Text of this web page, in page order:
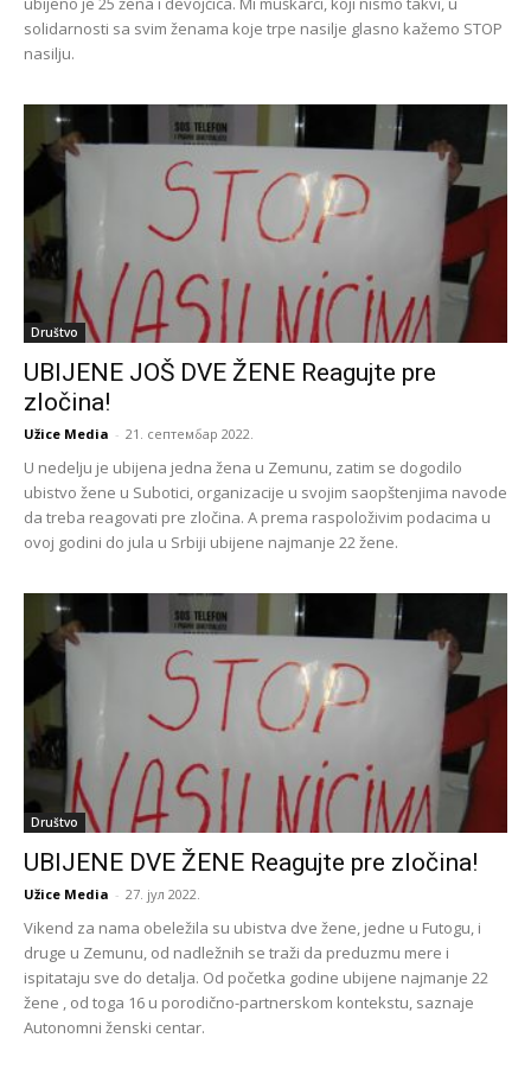
solidarnosti sa svim ženama koje trpe nasilje glasno kažemo STOP
nasilju.
Društvo
UBIJENE JOŠ DVE ŽENE Reagujte pre
zločina!
Užice Media - 21. септембар 2022.
U nedelju je ubijena jedna žena u Zemunu, zatim se dogodilo
ubistvo žene u Subotici, organizacije u svojim saopštenjima navode
da treba reagovati pre zločina. A prema raspoloživim podacima u
ovoj godini do jula u Srbiji ubijene najmanje 22 žene.
Društvo
UBIJENE DVE ŽENE Reagujte pre zločina!
Užice Media - 27. јул 2022.
Vikend za nama obeležila su ubistva dve žene, jedne u Futogu, i
druge u Zemunu, od nadležnih se traži da preduzmu mere i
ispitataju sve do detalja. Od početka godine ubijene najmanje 22
žene , od toga 16 u porodično-partnerskom kontekstu, saznaje
Autonomni ženski centar.